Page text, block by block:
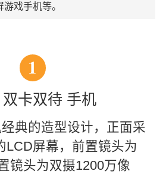
戏手机等。
1
卡双待 手机
典的造型设计，正面采
LCD屏幕，前置镜头为
镜头为双摄1200万像